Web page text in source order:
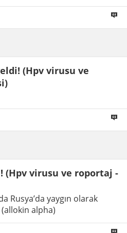
(Hpv virusu ve
(Hpv virusu ve roportaj -
Rusya’da yaygın olarak
alpha)